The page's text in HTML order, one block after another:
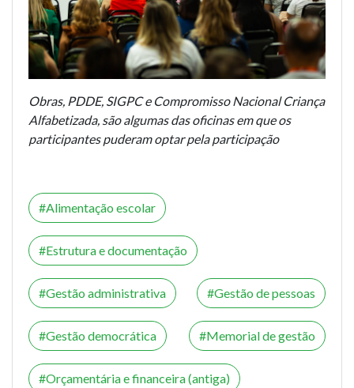
Obras, PDDE, SIGPC e Compromisso Nacional Criança
Alfabetizada, são algumas das oficinas em que os
participantes puderam optar pela participação
Alimentação escolar
Estrutura e documentação
Gestão administrativa Gestão de pessoas
Gestão democrática Memorial de gestão
Orçamentária e financeira (antiga)